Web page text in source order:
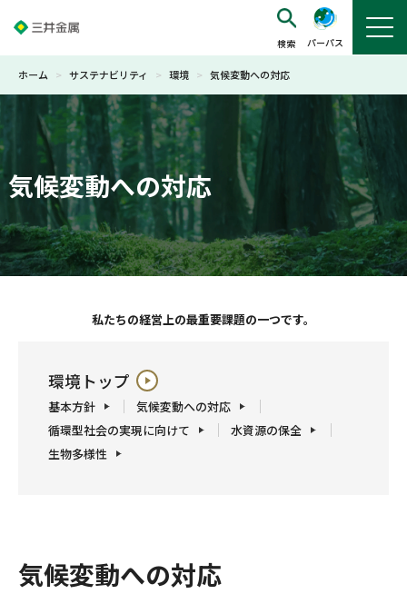
パーパス
気候変動への対応
ホーム > サステナビリティ > 環境 > 気候変動への対応
私たちの経営上の最重要課題の一つです。
環境トップ
基本方針
気候変動への対応
循環型社会の実現に向けて
水資源の保全
生物多様性
気候変動への対応